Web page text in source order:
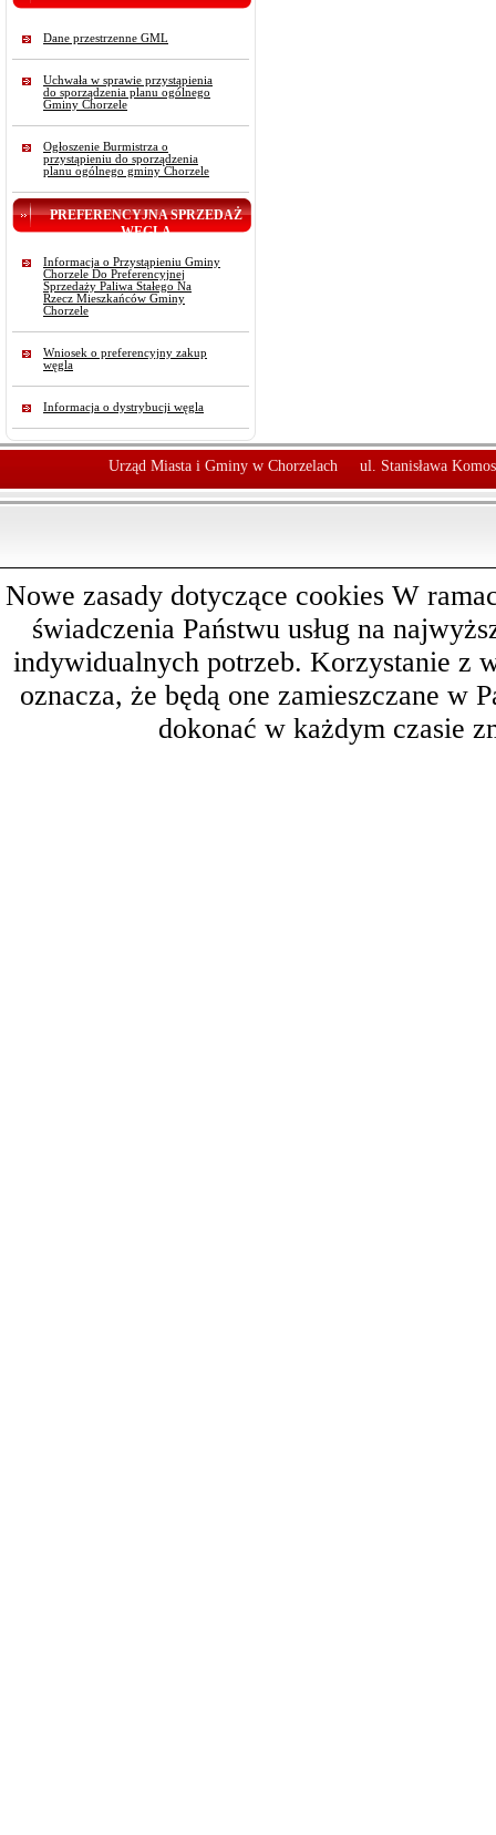
Dane przestrzenne GML
Uchwała w sprawie przystąpienia
do sporządzenia planu ogólnego
Gminy Chorzele
Ogłoszenie Burmistrza o
przystąpieniu do sporządzenia
planu ogólnego gminy Chorzele
PREFERENCYJNA SPRZEDAŻ
WĘGLA
Informacja o Przystąpieniu Gminy
Chorzele Do Preferencyjnej
Sprzedaży Paliwa Stałego Na
Rzecz Mieszkańców Gminy
Chorzele
Wniosek o preferencyjny zakup
węgla
Informacja o dystrybucji węgla
Urząd Miasta i Gminy w Chorzelach ul. Stanisława
Nowe zasady dotyczące cookies W
świadczenia Państwu usług na
indywidualnych potrzeb. Korzystanie z
oznacza, że będą one zamieszczane w
dokonać w każdym czasie